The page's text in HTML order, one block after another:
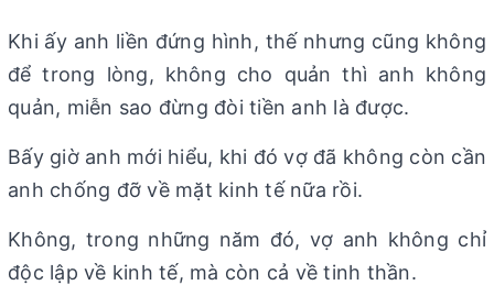
Khi ấy anh liền đứng hình, thế nhưng cũng không
để trong lòng, không cho quản thì anh không
quản, miễn sao đừng đòi tiền anh là được.
Bấy giờ anh mới hiểu, khi đó vợ đã không còn cần
anh chống đỡ về mặt kinh tế nữa rồi.
Không, trong những năm đó, vợ anh không chỉ
độc lập về kinh tế, mà còn cả về tinh thần.